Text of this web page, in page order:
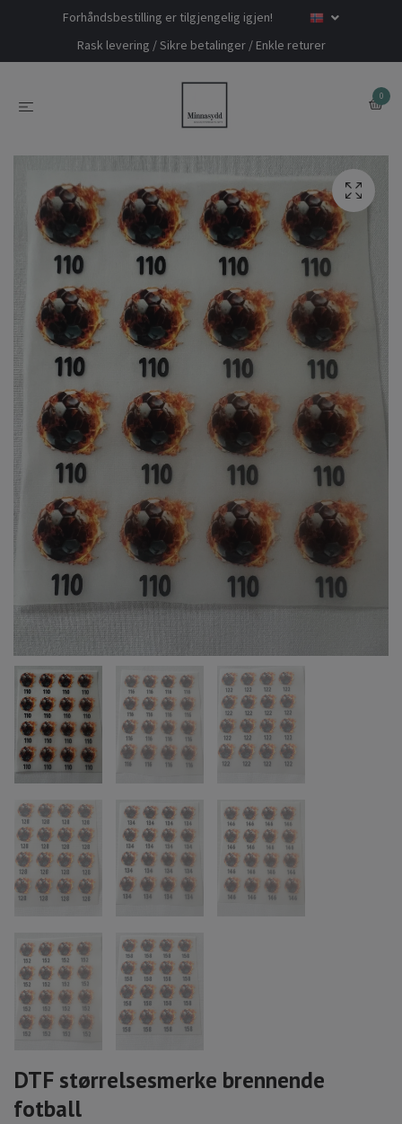
Forhåndsbestilling er tilgjengelig igjen!
Rask levering / Sikre betalinger / Enkle returer
0
DTF størrelsesmerke brennende
fotball